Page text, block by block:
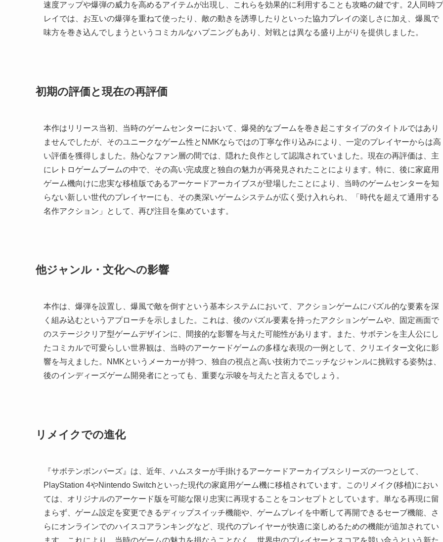
速度アップや爆弾の威力を高めるアイテムが出現し、これらを効果的に利用することも攻略の鍵です。2人同時プ
レイでは、お互いの爆弾を重ねて使ったり、敵の動きを誘導したりといった協力プレイの楽しさに加え、爆風で
味方を巻き込んでしまうというコミカルなハプニングもあり、対戦とは異なる盛り上がりを提供しました。
初期の評価と現在の再評価
本作はリリース当初、当時のゲームセンターにおいて、爆発的なブームを巻き起こすタイプのタイトルではあり
ませんでしたが、そのユニークなゲーム性とNMKならではの丁寧な作り込みにより、一定のプレイヤーからは高
い評価を獲得しました。熱心なファン層の間では、隠れた良作として認識されていました。現在の再評価は、主
にレトロゲームブームの中で、その高い完成度と独自の魅力が再発見されたことによります。特に、後に家庭用
ゲーム機向けに忠実な移植版であるアーケードアーカイブスが登場したことにより、当時のゲームセンターを知
らない新しい世代のプレイヤーにも、その奥深いゲームシステムが広く受け入れられ、「時代を超えて通用する
名作アクション」として、再び注目を集めています。
他ジャンル・文化への影響
本作は、爆弾を設置し、爆風で敵を倒すという基本システムにおいて、アクションゲームにパズル的な要素を深
く組み込むというアプローチを示しました。これは、後のパズル要素を持ったアクションゲームや、固定画面で
のステージクリア型ゲームデザインに、間接的な影響を与えた可能性があります。また、サボテンを主人公にし
たコミカルで可愛らしい世界観は、当時のアーケードゲームの多様な表現の一例として、クリエイター文化に影
響を与えました。NMKというメーカーが持つ、独自の視点と高い技術力でニッチなジャンルに挑戦する姿勢は、
後のインディーズゲーム開発者にとっても、重要な示唆を与えたと言えるでしょう。
リメイクでの進化
『サボテンボンバーズ』は、近年、ハムスターが手掛けるアーケードアーカイブスシリーズの一つとして、
PlayStation 4やNintendo Switchといった現代の家庭用ゲーム機に移植されています。このリメイク(移植)におい
ては、オリジナルのアーケード版を可能な限り忠実に再現することをコンセプトとしています。単なる再現に留
まらず、ゲーム設定を変更できるディップスイッチ機能や、ゲームプレイを中断して再開できるセーブ機能、さ
らにオンラインでのハイスコアランキングなど、現代のプレイヤーが快適に楽しめるための機能が追加されてい
ます。これにより、当時のゲームの魅力を損なうことなく、世界中のプレイヤーとスコアを競い合うという新た